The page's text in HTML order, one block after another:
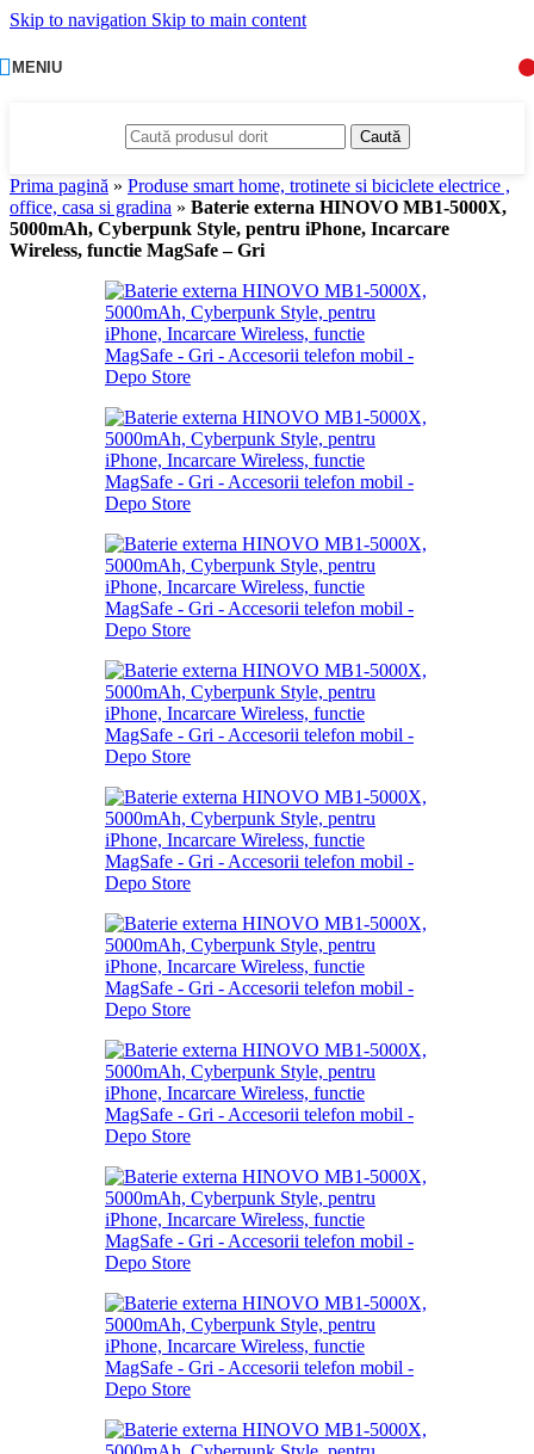
Skip to navigation Skip to main content
MENIU
Caută
Prima pagină » Produse smart home, trotinete si biciclete electrice ,
office, casa si gradina » Baterie externa HINOVO MB1-5000X,
5000mAh, Cyberpunk Style, pentru iPhone, Incarcare
Wireless, functie MagSafe – Gri